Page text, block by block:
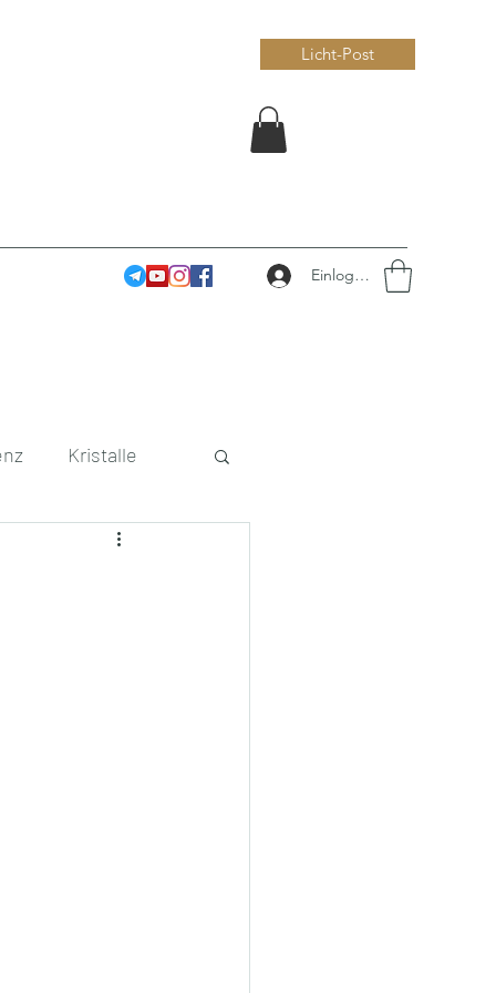
Licht-Post
Einloggen
Kristalle